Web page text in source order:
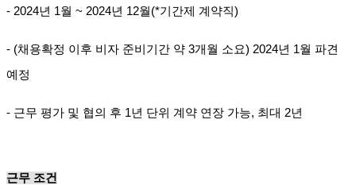
- 2024년 1월 ~ 2024년 12월(*기간제 계약직)
- (채용확정 이후 비자 준비기간 약 3개월 소요) 2024년 1월 파견
예정
- 근무 평가 및 협의 후 1년 단위 계약 연장 가능, 최대 2년
근무 조건